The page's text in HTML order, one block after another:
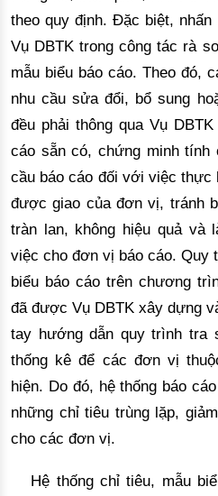
theo quy định. Đặc biệt,
Vụ DBTK trong công tác rà
mẫu biểu báo cáo. Theo đó,
nhu cầu sửa đổi, bổ sung
đều phải thông qua Vụ
cáo sẵn có, chứng minh tính
cầu báo cáo đối với việc
được giao của đơn vị, tránh
tràn lan, không hiệu quả và
việc cho đơn vị báo cáo. Quy
biểu báo cáo trên chương
đã được Vụ DBTK xây dựng
tay hướng dẫn quy trình tra
thống kê để các đơn vị
hiện. Do đó, hệ thống báo
những chỉ tiêu trùng lặp,
cho các đơn vị.
Hệ thống chỉ tiêu, mẫu